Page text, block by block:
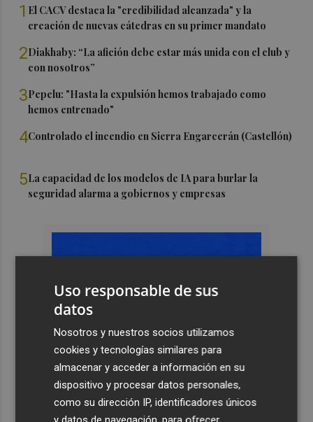
1 El CACV destaca la "credibilidad alcanzada" y la
creación de nuevas cátedras en su primer mandato
2Diakhaby: “La afición debe estar más unida con el club y
con nosotros”
3Pepelu: "Hasta la expulsión hemos trabajado como
hemos entrenado"
4Controlado el incendio en Sierra Engarcerán (Castellón)
5La capacidad de los modelos de IA para burlar la
seguridad alarma a gobiernos y empresas
Uso responsable de sus
datos
Nosotros y nuestros socios utilizamos
cookies y tecnologías similares para
almacenar y acceder a información en su
dispositivo y procesar datos personales,
como su dirección IP, identificadores únicos